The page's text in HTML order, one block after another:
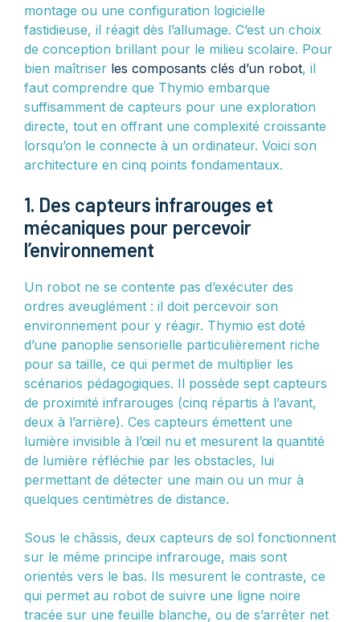
montage ou une configuration logicielle
fastidieuse, il réagit dès l’allumage. C’est un choix
de conception brillant pour le milieu scolaire. Pour
bien maîtriser les composants clés d’un robot, il
faut comprendre que Thymio embarque
suffisamment de capteurs pour une exploration
directe, tout en offrant une complexité croissante
lorsqu’on le connecte à un ordinateur. Voici son
architecture en cinq points fondamentaux.
1. Des capteurs infrarouges et
mécaniques pour percevoir
l’environnement
Un robot ne se contente pas d’exécuter des
ordres aveuglément : il doit percevoir son
environnement pour y réagir. Thymio est doté
d’une panoplie sensorielle particulièrement riche
pour sa taille, ce qui permet de multiplier les
scénarios pédagogiques. Il possède sept capteurs
de proximité infrarouges (cinq répartis à l’avant,
deux à l’arrière). Ces capteurs émettent une
lumière invisible à l’œil nu et mesurent la quantité
de lumière réfléchie par les obstacles, lui
permettant de détecter une main ou un mur à
quelques centimètres de distance.
Sous le châssis, deux capteurs de sol fonctionnent
sur le même principe infrarouge, mais sont
orientés vers le bas. Ils mesurent le contraste, ce
qui permet au robot de suivre une ligne noire
tracée sur une feuille blanche, ou de s’arrêter net